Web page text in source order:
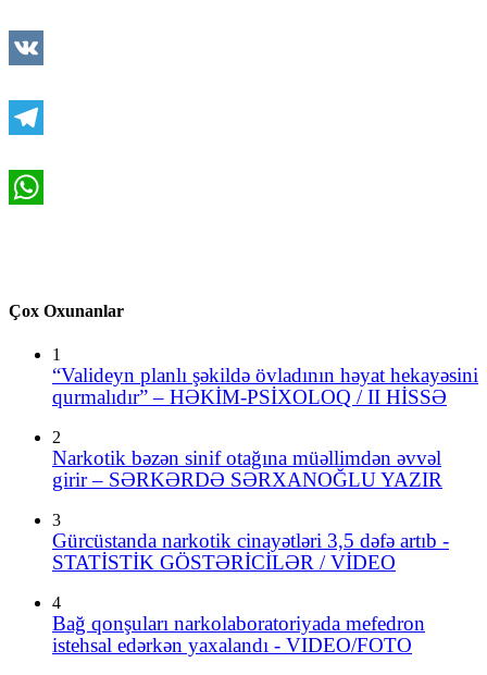
Çox Oxunanlar
1
“Valideyn planlı şəkildə övladının həyat hekayəsini
qurmalıdır” – HƏKİM-PSİXOLOQ / II HİSSƏ
2
Narkotik bəzən sinif otağına müəllimdən əvvəl
girir – SƏRKƏRDƏ SƏRXANOĞLU YAZIR
3
Gürcüstanda narkotik cinayətləri 3,5 dəfə artıb -
STATİSTİK GÖSTƏRİCİLƏR / VİDEO
4
Bağ qonşuları narkolaboratoriyada mefedron
istehsal edərkən yaxalandı - VIDEO/FOTO